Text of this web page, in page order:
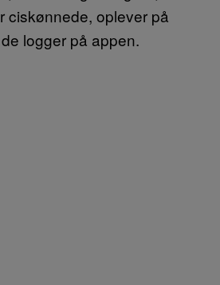
ciskønnede, oplever på
logger på appen.